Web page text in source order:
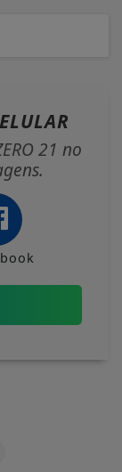
21 no